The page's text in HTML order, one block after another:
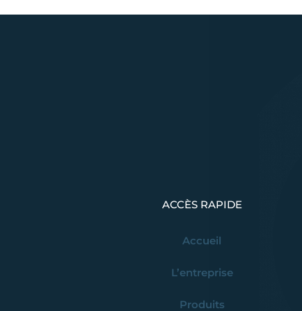
ACCÈS RAPIDE
Accueil
L’entreprise
Produits